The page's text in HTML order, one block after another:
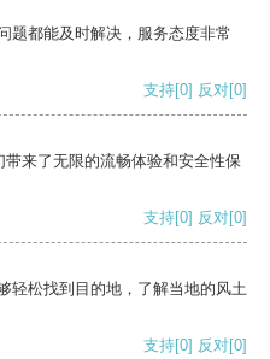
题都能及时解决，服务态度非常
支持[0] 反对[0]
来了无限的流畅体验和安全性保
支持[0] 反对[0]
轻松找到目的地，了解当地的风土
支持[0] 反对[0]